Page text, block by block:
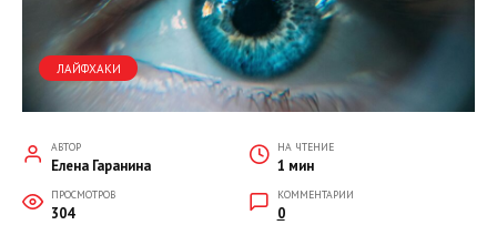
ЛАЙФХАКИ
АВТОР
Елена Гаранина
НА ЧТЕНИЕ
1 мин
ПРОСМОТРОВ
304
КОММЕНТАРИИ
0